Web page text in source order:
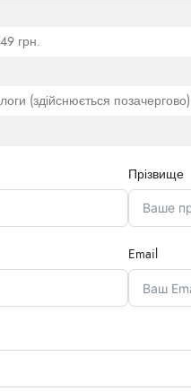
грн.
(здійснюється
Прізвище
Email